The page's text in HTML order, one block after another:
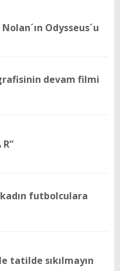
Odysseus´u
devam filmi
futbolculara
tatilde sıkılmayın